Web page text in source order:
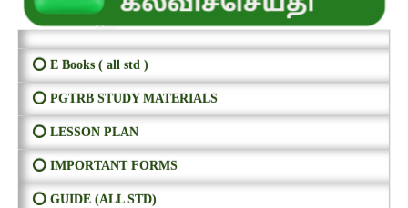
⭕ E Books ( all std )
⭕ PGTRB STUDY MATERIALS
⭕ LESSON PLAN
⭕ IMPORTANT FORMS
⭕ GUIDE (ALL STD)